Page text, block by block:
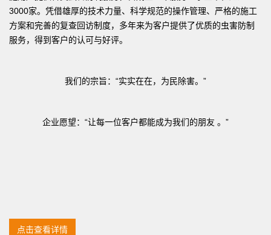
3000家。凭借雄厚的技术力量、科学规范的操作管理、严格的施工
方案和完善的复查回访制度，多年来为客户提供了优质的虫害防制
服务，得到客户的认可与好评。
我们的宗旨：“实实在在，为民除害。”
企业愿望：“让每一位客户都能成为我们的朋友 。”
点击查看详情